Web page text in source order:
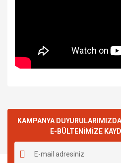
KAMPANYA
E-BÜLTENİMİZE